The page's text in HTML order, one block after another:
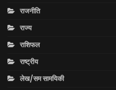
राजनीति
राज्य
राशिफल
राष्ट्रीय
लेख/सम सामयिकी